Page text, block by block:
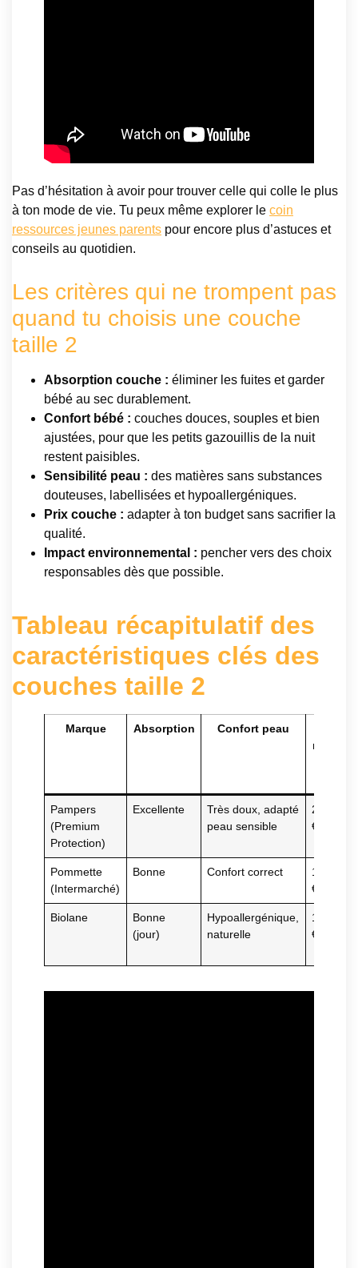
Pas d’hésitation à avoir pour trouver celle qui colle le plus
à ton mode de vie. Tu peux même explorer le coin
ressources jeunes parents pour encore plus d’astuces et
conseils au quotidien.
Les critères qui ne trompent pas
quand tu choisis une couche
taille 2
Absorption couche : éliminer les fuites et garder
bébé au sec durablement.
Confort bébé : couches douces, souples et bien
ajustées, pour que les petits gazouillis de la nuit
restent paisibles.
Sensibilité peau : des matières sans substances
douteuses, labellisées et hypoallergéniques.
Prix couche : adapter à ton budget sans sacrifier la
qualité.
Impact environnemental : pencher vers des choix
responsables dès que possible.
Tableau récapitulatif des
caractéristiques clés des
couches taille 2
Marque Absorption Confort peau
moyen
Pampers
(Premium
Protection)
Excellente
Très doux, adapté
peau sensible
22-25
€
Pommette
(Intermarché)
Bonne Confort correct
15-18
€
Biolane
Bonne
(jour)
Hypoallergénique,
naturelle
18-21
€